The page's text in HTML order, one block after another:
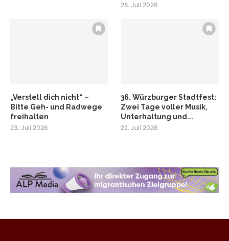
28. Juli 2026
„Verstell dich nicht“ –
Bitte Geh- und Radwege
freihalten
23. Juli 2026
36. Würzburger Stadtfest:
Zwei Tage voller Musik,
Unterhaltung und...
22. Juli 2026